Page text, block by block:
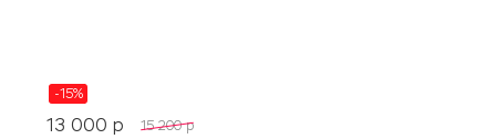
-15%
13 000 p 15 200 p